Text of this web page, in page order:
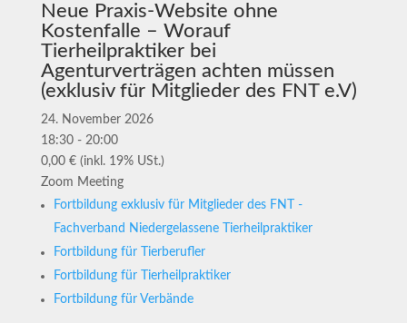
Neue Praxis-Website ohne
Kostenfalle – Worauf
Tierheilpraktiker bei
Agenturverträgen achten müssen
(exklusiv für Mitglieder des FNT e.V)
24. November 2026
18:30 - 20:00
0,00 € (inkl. 19% USt.)
Zoom Meeting
Fortbildung exklusiv für Mitglieder des FNT -
Fachverband Niedergelassene Tierheilpraktiker
Fortbildung für Tierberufler
Fortbildung für Tierheilpraktiker
Fortbildung für Verbände